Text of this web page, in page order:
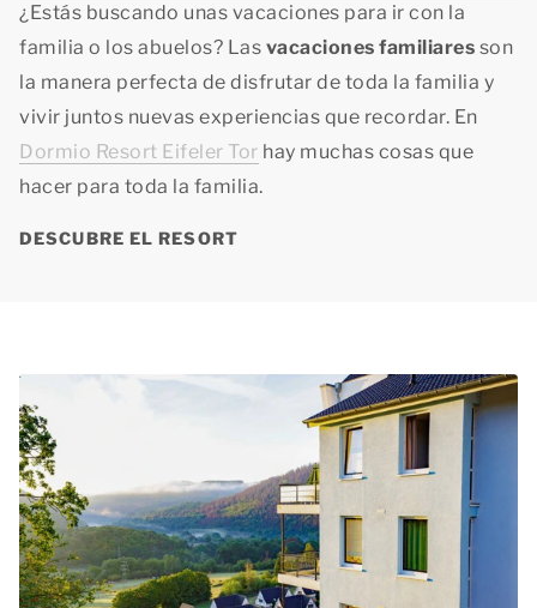
¿Estás buscando unas vacaciones para ir con la
familia o los abuelos? Las vacaciones familiares son
la manera perfecta de disfrutar de toda la familia y
vivir juntos nuevas experiencias que recordar. En
Dormio Resort Eifeler Tor hay muchas cosas que
hacer para toda la familia.
DESCUBRE EL RESORT